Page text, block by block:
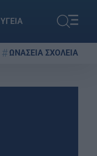
ΥΓΕΙΑ
ΩΝΑΣΕΙΑ ΣΧΟΛΕΙΑ